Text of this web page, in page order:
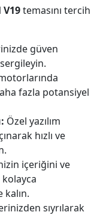
temasını tercih
güven
fazla potansiyel
Özel yazılım
hızlı ve
içeriğini ve
sıyrılarak